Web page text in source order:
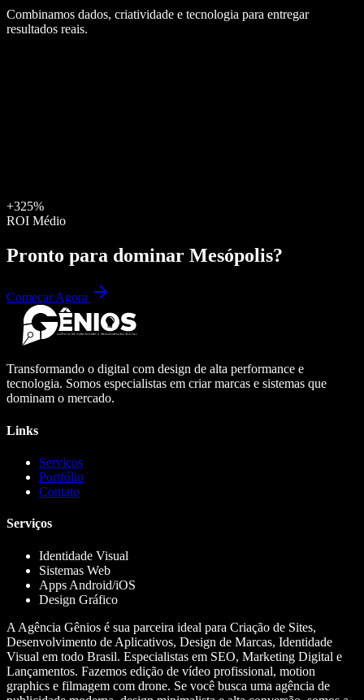
Combinamos dados, criatividade e tecnologia para entregar
resultados reais.
+325%
ROI Médio
Pronto para dominar Mesópolis?
Começar Agora
Transformando o digital com design de alta performance e
tecnologia. Somos especialistas em criar marcas e sistemas que
dominam o mercado.
Links
Serviços
Portfólio
Contato
Serviços
Identidade Visual
Sistemas Web
Apps Android/iOS
Design Gráfico
A Agência Gênios é sua parceira ideal para Criação de Sites,
Desenvolvimento de Aplicativos, Design de Marcas, Identidade
Visual em todo Brasil. Especialistas em SEO, Marketing Digital e
Lançamentos. Fazemos edição de vídeo profissional, motion
graphics e filmagem com drone. Se você busca uma agência de